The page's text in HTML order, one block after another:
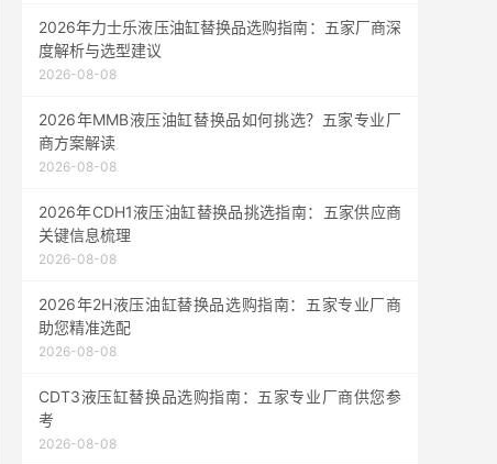
2026年力士乐液压油缸替换品选购指南：五家厂商深
度解析与选型建议
2026-08-08
2026年MMB液压油缸替换品如何挑选？五家专业厂
商方案解读
2026-08-08
2026年CDH1液压油缸替换品挑选指南：五家供应商
关键信息梳理
2026-08-08
2026年2H液压油缸替换品选购指南：五家专业厂商
助您精准选配
2026-08-08
CDT3液压缸替换品选购指南：五家专业厂商供您参
考
2026-08-08